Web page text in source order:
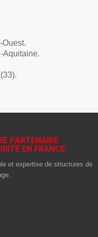
Aquitaine.
PARTENAIRE
EN FRANCE
et expertise de structures de